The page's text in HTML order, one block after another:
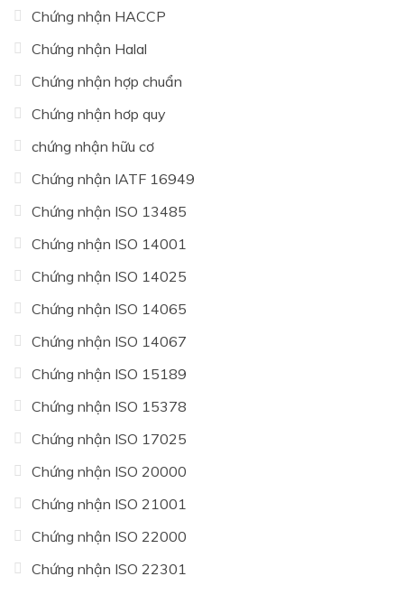
Chứng nhận HACCP
Chứng nhận Halal
Chứng nhận hợp chuẩn
Chứng nhận hơp quy
chứng nhận hữu cơ
Chứng nhận IATF 16949
Chứng nhận ISO 13485
Chứng nhận ISO 14001
Chứng nhận ISO 14025
Chứng nhận ISO 14065
Chứng nhận ISO 14067
Chứng nhận ISO 15189
Chứng nhận ISO 15378
Chứng nhận ISO 17025
Chứng nhận ISO 20000
Chứng nhận ISO 21001
Chứng nhận ISO 22000
Chứng nhận ISO 22301